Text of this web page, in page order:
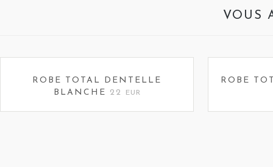
VOUS
ROBE TOTAL DENTELLE
BLANCHE 22 EUR
ROBE